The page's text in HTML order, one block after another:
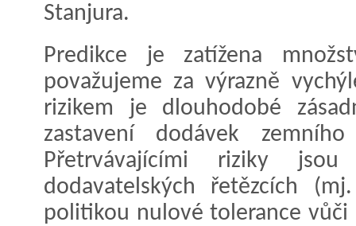
Stanjura.
Predikce je zatížena
považujeme za výrazně
rizikem je dlouhodobé
zastavení dodávek
Přetrvávajícími riziky
dodavatelských řetězcích
politikou nulové tolerance vůči